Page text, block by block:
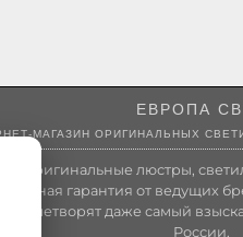
ЕВРОПА
МАГАЗИН ОРИГИНАЛЬНЫХ
оригинальные люстры,
гарантия от ведущих
даже самый
России.